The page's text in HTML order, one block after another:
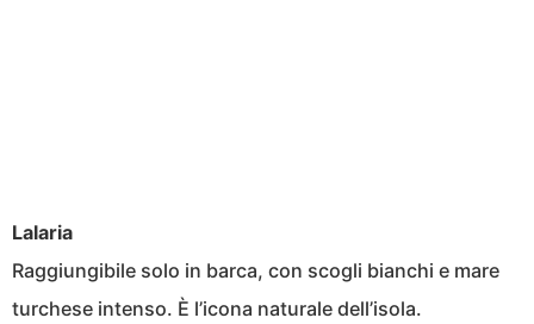
Lalaria
Raggiungibile solo in barca, con scogli bianchi e mare
turchese intenso. È l’icona naturale dell’isola.